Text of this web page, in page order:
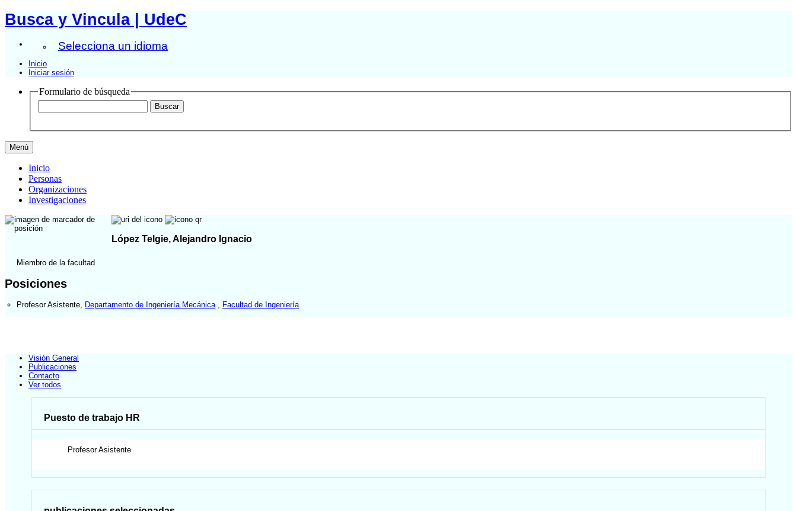
Busca y Vincula | UdeC
Selecciona un idioma
Inicio
Iniciar sesión
Formulario de búsqueda
Menú
Inicio
Personas
Organizaciones
Investigaciones
López Telgie, Alejandro Ignacio
Miembro de la facultad
Posiciones
Profesor Asistente Departamento de Ingeniería Mecánica Facultad de Ingeniería
Visión General
Publicaciones
Contacto
Ver todos
Puesto de trabajo HR
Profesor Asistente